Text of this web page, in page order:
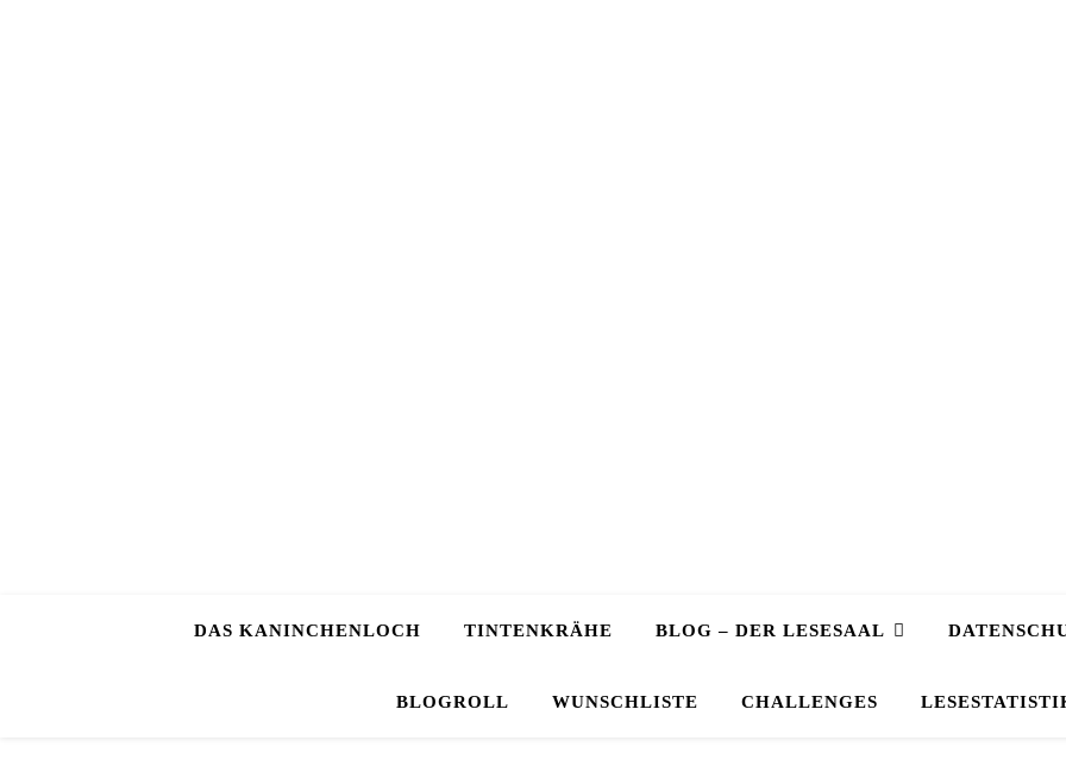
DAS KANINCHENLOCH TINTENKRÄHE BLOG – DER LESESAAL
BLOGROLL WUNSCHLISTE CHALLENGES